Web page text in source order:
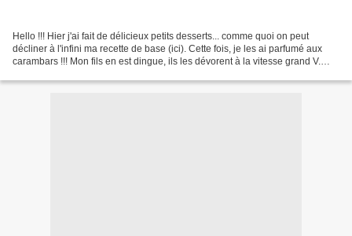
Hello !!! Hier j'ai fait de délicieux petits desserts... comme quoi on peut
décliner à l'infini ma recette de base (ici). Cette fois, je les ai parfumé aux
carambars !!! Mon fils en est dingue, ils les dévorent à la vitesse grand V.